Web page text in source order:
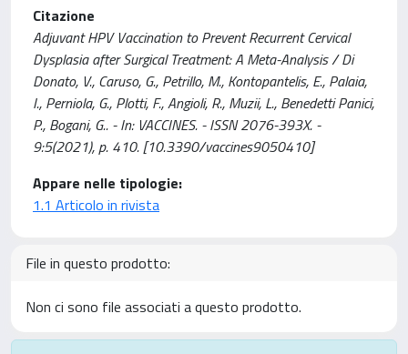
Citazione
Adjuvant HPV Vaccination to Prevent Recurrent Cervical
Dysplasia after Surgical Treatment: A Meta-Analysis / Di
Donato, V., Caruso, G., Petrillo, M., Kontopantelis, E., Palaia,
I., Perniola, G., Plotti, F., Angioli, R., Muzii, L., Benedetti Panici,
P., Bogani, G.. - In: VACCINES. - ISSN 2076-393X. -
9:5(2021), p. 410. [10.3390/vaccines9050410]
Appare nelle tipologie:
1.1 Articolo in rivista
File in questo prodotto:
Non ci sono file associati a questo prodotto.